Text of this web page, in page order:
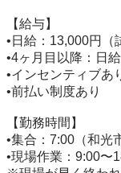
【給与】
•日給：13,000円（
•4ヶ月目以降：日
•インセンティブあ
•前払い制度あり
【勤務時間】
•集合：7:00（和光
•現場作業：9:00〜